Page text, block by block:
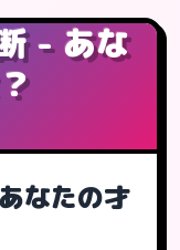
- あな
なたの才